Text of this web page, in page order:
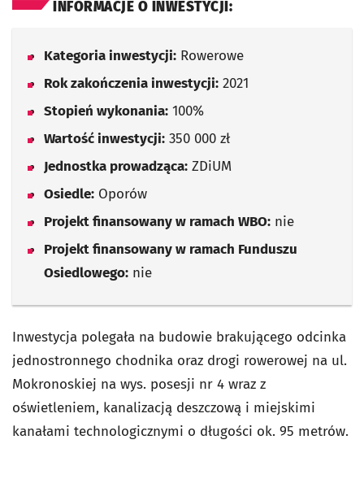
INFORMACJE O INWESTYCJI:
Kategoria inwestycji: Rowerowe
Rok zakończenia inwestycji: 2021
Stopień wykonania: 100%
Wartość inwestycji: 350 000 zł
Jednostka prowadząca: ZDiUM
Osiedle: Oporów
Projekt finansowany w ramach WBO: nie
Projekt finansowany w ramach Funduszu
Osiedlowego: nie
Inwestycja polegała na budowie brakującego odcinka
jednostronnego chodnika oraz drogi rowerowej na ul.
Mokronoskiej na wys. posesji nr 4 wraz z
oświetleniem, kanalizacją deszczową i miejskimi
kanałami technologicznymi o długości ok. 95 metrów.